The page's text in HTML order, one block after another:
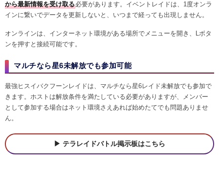
から最新情報を受け取る必要があります。イベントレイドは、1度オンラ
インに繋いでデータを更新しないと、いつまで経っても出現しません。
オンラインは、インターネット環境がある場所でメニューを開き、Lボタ
ンを押すと接続可能です。
マルチなら星6未解放でも参加可能
最強ヒスイバクフーンレイドは、マルチなら星6レイド未解放でも参加で
きます。ホストは解放条件を満たしている必要がありますが、メンバー
として参加する場合はネット環境さえあれば始めたてでも問題ありませ
ん。
テラレイドバトル掲示板はこちら